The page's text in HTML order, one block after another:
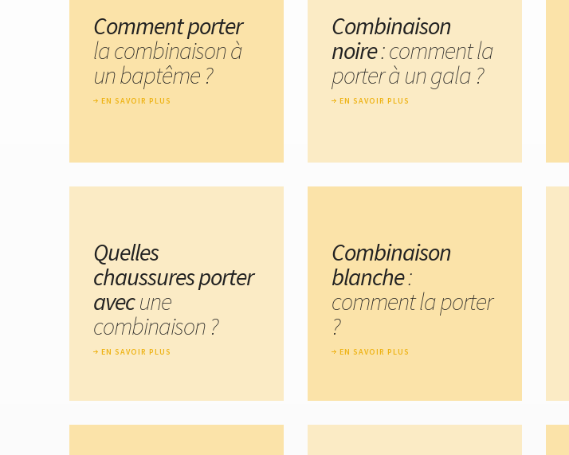
Comment porter
la combinaison à
un baptême ?
EN SAVOIR PLUS
Combinaison
noire: comment la
porter à un gala ?
EN SAVOIR PLUS
Quelles
chaussures porter
avecune
combinaison ?
EN SAVOIR PLUS
Combinaison
blanche:
comment la porter
?
EN SAVOIR PLUS